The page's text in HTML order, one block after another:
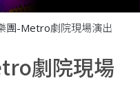
團-Metro劇院現場演出
劇院現場